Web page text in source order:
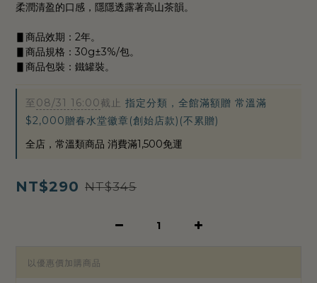
柔潤清盈的口感，隱隱透露著高山茶韻。
▋商品效期：2年。
▋商品規格：30g±3%/包。
▋商品包裝：鐵罐裝。
至08/31 16:00截止 指定分類，全館滿額贈 常溫滿
$2,000贈春水堂徽章(創始店款)(不累贈)
全店，常溫類商品 消費滿1,500免運
NT$290 NT$345
以優惠價加購商品